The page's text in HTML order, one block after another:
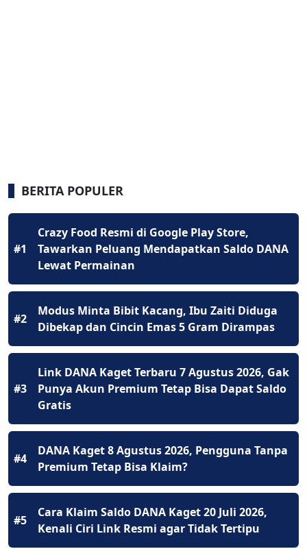
BERITA POPULER
#1
Crazy Food Resmi di Google Play Store,
Tawarkan Peluang Mendapatkan Saldo DANA
Lewat Permainan
#2
Modus Minta Bibit Kacang, Ibu Zaiti Diduga
Dibekap dan Cincin Emas 5 Gram Dirampas
#3
Link DANA Kaget Terbaru 7 Agustus 2026, Gak
Punya Akun Premium Tetap Bisa Dapat Saldo
Gratis
#4
DANA Kaget 8 Agustus 2026, Pengguna Tanpa
Premium Tetap Bisa Klaim?
#5
Cara Klaim Saldo DANA Kaget 20 Juli 2026,
Kenali Ciri Link Resmi agar Tidak Tertipu